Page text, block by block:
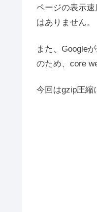
ページの表示
はありません。
また、Google
のため、core
今回はgzip圧縮